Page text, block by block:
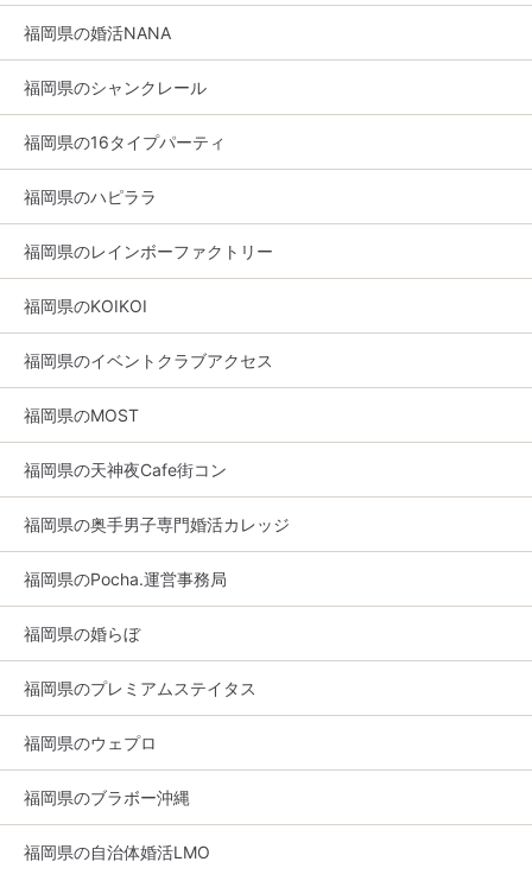
福岡県の婚活NANA
福岡県のシャンクレール
福岡県の16タイプパーティ
福岡県のハピララ
福岡県のレインボーファクトリー
福岡県のKOIKOI
福岡県のイベントクラブアクセス
福岡県のMOST
福岡県の天神夜Cafe街コン
福岡県の奥手男子専門婚活カレッジ
福岡県のPocha.運営事務局
福岡県の婚らぼ
福岡県のプレミアムステイタス
福岡県のウェプロ
福岡県のブラボー沖縄
福岡県の自治体婚活LMO